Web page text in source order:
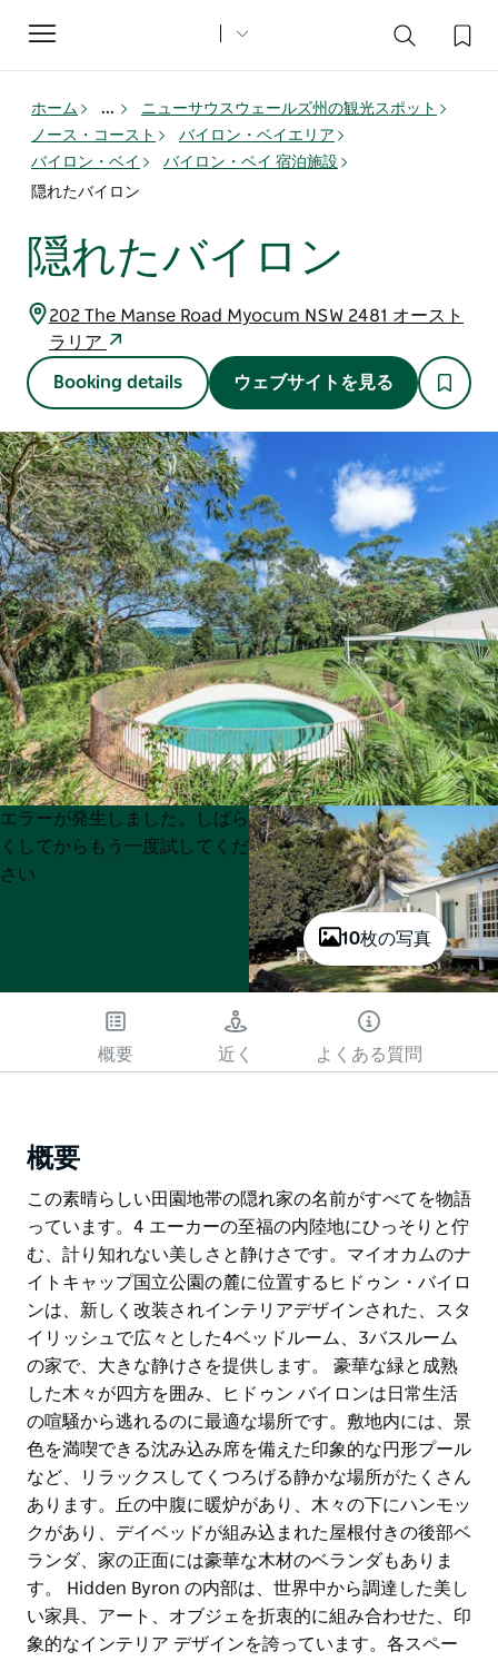
Toggle
navigation
ホーム ...
ニューサウスウェールズ州の観光スポット
ノース・コースト
バイロン・ベイエリア
バイロン・ベイ
バイロン・ベイ 宿泊施設
隠れたバイロン
隠れたバイロン
202 The Manse Road Myocum NSW 2481 オースト
ラリア
Booking details ウェブサイトを見る
10枚の写真
Product
List
Product
List
エラーが発生しました。しばら
くしてからもう一度試してくだ
さい
概要 近く よくある質問
概要
この素晴らしい田園地帯の隠れ家の名前がすべてを物語
っています。4 エーカーの至福の内陸地にひっそりと佇
む、計り知れない美しさと静けさです。マイオカムのナ
イトキャップ国立公園の麓に位置するヒドゥン・バイロ
ンは、新しく改装されインテリアデザインされた、スタ
イリッシュで広々とした4ベッドルーム、3バスルーム
の家で、大きな静けさを提供します。 豪華な緑と成熟
した木々が四方を囲み、ヒドゥン バイロンは日常生活
の喧騒から逃れるのに最適な場所です。敷地内には、景
色を満喫できる沈み込み席を備えた印象的な円形プール
など、リラックスしてくつろげる静かな場所がたくさん
あります。丘の中腹に暖炉があり、木々の下にハンモッ
クがあり、デイベッドが組み込まれた屋根付きの後部ベ
ランダ、家の正面には豪華な木材のベランダもありま
す。 Hidden Byron の内部は、世界中から調達した美し
い家具、アート、オブジェを折衷的に組み合わせた、印
象的なインテリア デザインを誇っています。各スペー